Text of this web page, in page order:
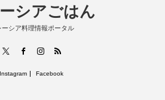
シアごはん
ーシア料理情報ポータル
FacebookInstagram
Instagram Facebook